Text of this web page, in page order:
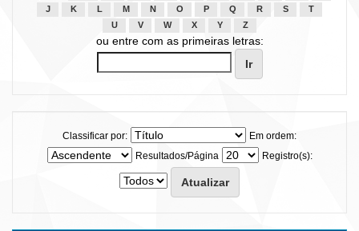
J
K L M N O P Q R S
T
U
V W X Y Z
ou entre com as primeiras letras:
Classificar por:
Em ordem:
Resultados/Página
Registro(s):